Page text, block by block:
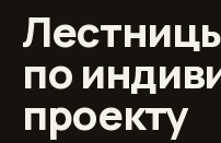
по
проекту